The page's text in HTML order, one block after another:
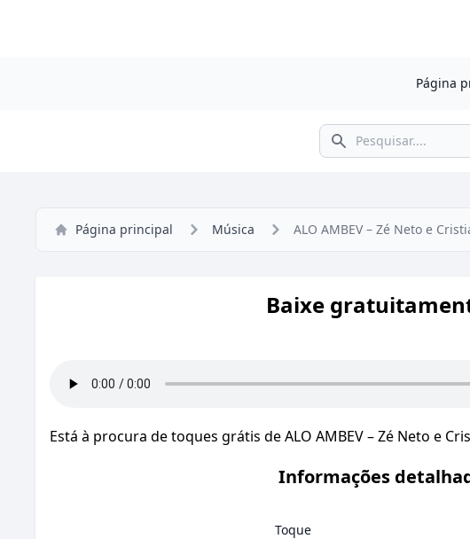
Página
Pesquisar
Página principal Música ALO AMBEV – Zé Neto e
Baixe
Está à procura de toques grátis de ALO AMBEV – Zé Neto e
Informações
Toque